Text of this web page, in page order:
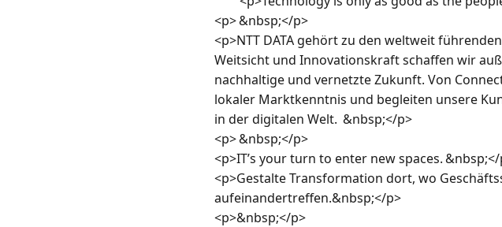
<p> &nbsp;</p>
<p>NTT DATA gehört zu den weltweit
Weitsicht und Innovationskraft schaffen wir
nachhaltige und vernetzte Zukunft. Von
lokaler Marktkenntnis und begleiten unsere
in der digitalen Welt.  &nbsp;</p>
<p> &nbsp;</p>
<p>IT’s your turn to enter new spaces.
<p>Gestalte Transformation dort, wo
aufeinandertreffen.&nbsp;</p>
<p>&nbsp;</p>